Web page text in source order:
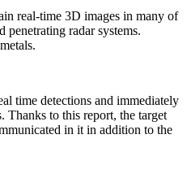
real-time 3D images in many of
penetrating radar systems.
time detections and immediately
Thanks to this report, the target
in it in addition to the